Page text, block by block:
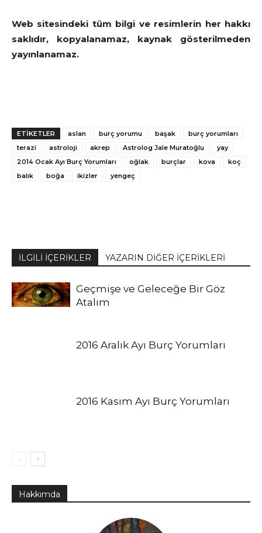
Web sitesindeki tüm bilgi ve resimlerin her hakkı
saklıdır, kopyalanamaz, kaynak gösterilmeden
yayınlanamaz.
ETİKETLER aslan burç yorumu başak
burç yorumları
terazi
astroloji akrep Astrolog Jale Muratoğlu
yay
2014 Ocak Ayı Burç Yorumları
oğlak burçlar kova
koç
balık
boğa ikizler yengeç
İLGİLİ İÇERİKLER YAZARIN DİĞER İÇERİKLERİ
Geçmişe ve Geleceğe Bir Göz
Atalım
2016 Aralık Ayı Burç Yorumları
2016 Kasım Ayı Burç Yorumları
Hakkımda